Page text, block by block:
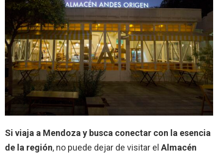
Si viaja a Mendoza y busca conectar con la esencia
de la región, no puede dejar de visitar el Almacén